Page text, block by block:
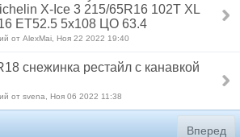
X-Ice 3 215/65R16 102T XL
ET52.5 5x108 ЦО 63.4
от AlexMai, Ноя 22 2022 19:40
снежинка рестайл с канавкой
от svena, Ноя 06 2022 11:38
Вперед